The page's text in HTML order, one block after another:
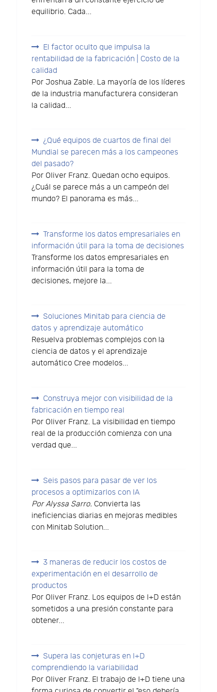
equilibrio. Cada...
El factor oculto que impulsa la
rentabilidad de la fabricación | Costo de la
calidad
Por Joshua Zable. La mayoría de los líderes
de la industria manufacturera consideran
la calidad...
¿Qué equipos de cuartos de final del
Mundial se parecen más a los campeones
del pasado?
Por Oliver Franz. Quedan ocho equipos.
¿Cuál se parece más a un campeón del
mundo? El panorama es más...
Transforme los datos empresariales en
información útil para la toma de decisiones
Transforme los datos empresariales en
información útil para la toma de
decisiones, mejore la...
Soluciones Minitab para ciencia de
datos y aprendizaje automático
Resuelva problemas complejos con la
ciencia de datos y el aprendizaje
automático Cree modelos...
Construya mejor con visibilidad de la
fabricación en tiempo real
Por Oliver Franz. La visibilidad en tiempo
real de la producción comienza con una
verdad que...
Seis pasos para pasar de ver los
procesos a optimizarlos con IA
Por Alyssa Sarro. Convierta las
ineficiencias diarias en mejoras medibles
con Minitab Solution...
3 maneras de reducir los costos de
experimentación en el desarrollo de
productos
Por Oliver Franz. Los equipos de I+D están
sometidos a una presión constante para
obtener...
Supera las conjeturas en I+D
comprendiendo la variabilidad
Por Oliver Franz. El trabajo de I+D tiene una